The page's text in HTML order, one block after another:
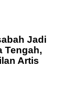
Jadi
Tengah,
Artis